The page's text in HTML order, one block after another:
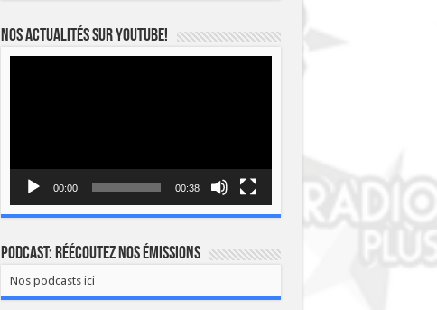
Nos actualités sur YOUTUBE!
00:00 00:38
Podcast: Réécoutez nos émissions
Nos podcasts ici